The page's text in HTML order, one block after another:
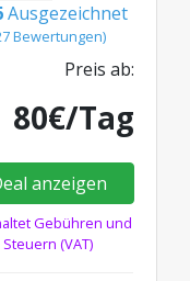
Ausgezeichnet
Bewertungen)
Preis ab:
80€/Tag
anzeigen
Gebühren und
Steuern (VAT)